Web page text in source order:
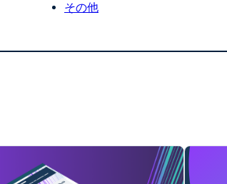
その他